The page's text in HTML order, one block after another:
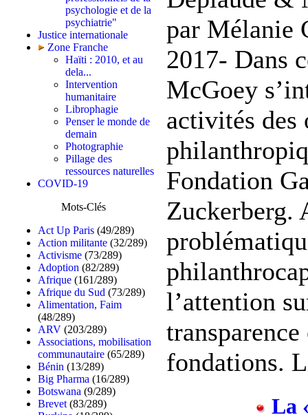
psychologie et de la
psychiatrie"
Justice internationale
Zone Franche
Haïti : 2010, et au
dela...
Intervention
humanitaire
Librophagie
Penser le monde de
demain
Photographie
Pillage des
ressources naturelles
COVID-19
Mots-Clés
Act Up Paris (49/289)
Action militante (32/289)
Activisme (73/289)
Adoption (82/289)
Afrique (161/289)
Afrique du Sud (73/289)
Alimentation, Faim
(48/289)
ARV (203/289)
Associations, mobilisation
communautaire (65/289)
Bénin (13/289)
Big Pharma (16/289)
Botswana (9/289)
Brevet (83/289)
par Mélanie
2017- Dans
McGoey
activités des
Fondation
Zuckerberg.
l’attention
fondations.
La